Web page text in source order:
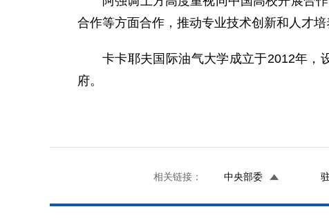
合作等方面合作，推动专业技术创新和人才培
卡卡耶夫国际油气大学成立于2012年，
府。
相关链接： 中央部委